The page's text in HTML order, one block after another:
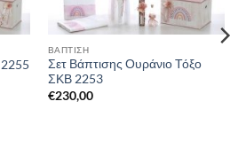
ΒΑΠΤΙΣΗ
Σετ Βάπτισης Ουράνιο Τόξο
ΣΚΒ 2253
€230,00